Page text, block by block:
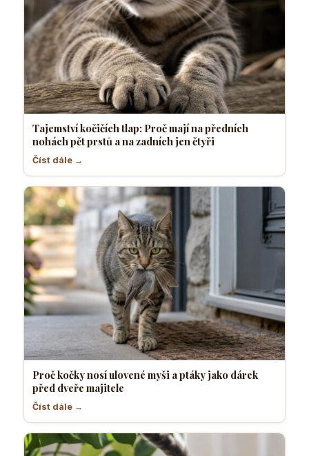
Tajemství kočičích tlap: Proč mají na předních
nohách pět prstů a na zadních jen čtyři
Číst dále →
Proč kočky nosí ulovené myši a ptáky jako dárek
před dveře majitele
Číst dále →